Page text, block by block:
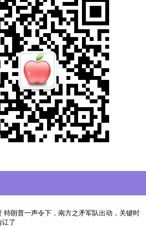
特朗普一声令下，南方之矛军队出动，关键时
了